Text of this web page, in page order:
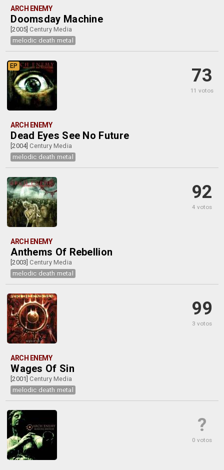
ARCH ENEMY
Doomsday Machine
[2005] Century Media
melodic death metal
73
11 votos
EP
ARCH ENEMY
Dead Eyes See No Future
[2004] Century Media
melodic death metal
92
4 votos
ARCH ENEMY
Anthems Of Rebellion
[2003] Century Media
melodic death metal
99
3 votos
ARCH ENEMY
Wages Of Sin
[2001] Century Media
melodic death metal
?
0 votos